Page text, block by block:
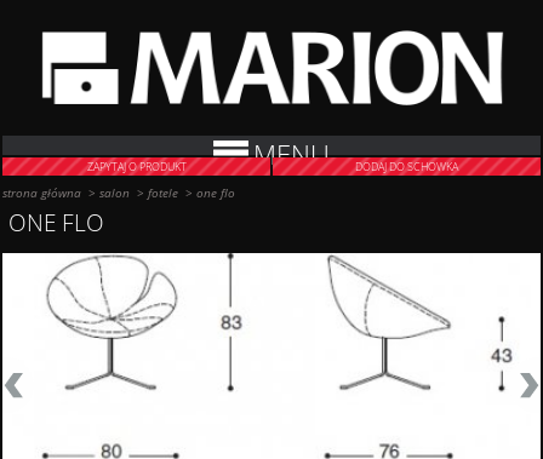
MENU
ZAPYTAJ O PRODUKT DODAJ DO SCHOWKA
strona główna >salon >fotele >one flo
ONE FLO